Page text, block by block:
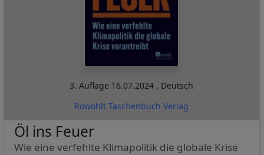
3. Auflage 16.07.2024 , Deutsch
Rowohlt Taschenbuch Verlag
Öl ins Feuer
Wie eine verfehlte Klimapolitik die globale Krise